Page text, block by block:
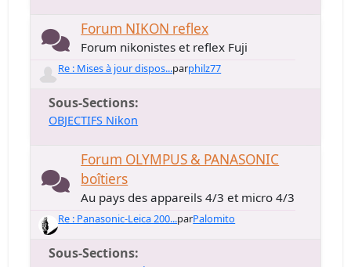
Forum NIKON reflex
Forum nikonistes et reflex Fuji
Re : Mises à jour dispos...parphilz77
Sous-Sections
OBJECTIFS Nikon
Forum OLYMPUS & PANASONIC
boîtiers
Au pays des appareils 4/3 et micro 4/3
Re : Panasonic-Leica 200...parPalomito
Sous-Sections